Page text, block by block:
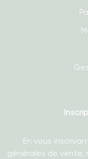
En vous
générales de